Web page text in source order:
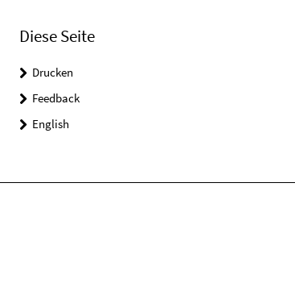
Diese Seite
Drucken
Feedback
English